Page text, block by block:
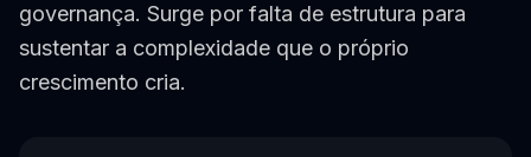
governança. Surge por falta de estrutura para
sustentar a complexidade que o próprio
crescimento cria.